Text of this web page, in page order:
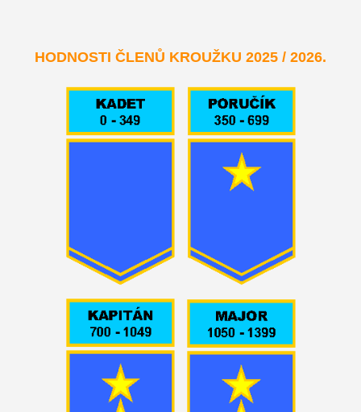
HODNOSTI ČLENŮ KROUŽKU 2025 / 2026.